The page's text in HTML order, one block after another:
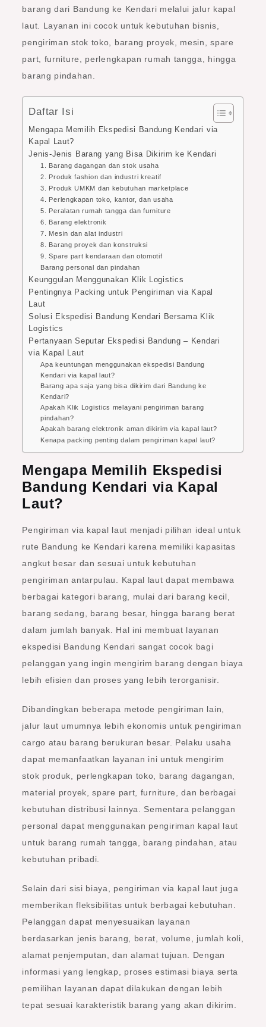
barang dari Bandung ke Kendari melalui jalur kapal
laut. Layanan ini cocok untuk kebutuhan bisnis,
pengiriman stok toko, barang proyek, mesin, spare
part, furniture, perlengkapan rumah tangga, hingga
barang pindahan.
Daftar Isi
Mengapa Memilih Ekspedisi Bandung Kendari via
Kapal Laut?
Jenis-Jenis Barang yang Bisa Dikirim ke Kendari
1. Barang dagangan dan stok usaha
2. Produk fashion dan industri kreatif
3. Produk UMKM dan kebutuhan marketplace
4. Perlengkapan toko, kantor, dan usaha
5. Peralatan rumah tangga dan furniture
6. Barang elektronik
7. Mesin dan alat industri
8. Barang proyek dan konstruksi
9. Spare part kendaraan dan otomotif
Barang personal dan pindahan
Keunggulan Menggunakan Klik Logistics
Pentingnya Packing untuk Pengiriman via Kapal
Laut
Solusi Ekspedisi Bandung Kendari Bersama Klik
Logistics
Pertanyaan Seputar Ekspedisi Bandung – Kendari
via Kapal Laut
Apa keuntungan menggunakan ekspedisi Bandung
Kendari via kapal laut?
Barang apa saja yang bisa dikirim dari Bandung ke
Kendari?
Apakah Klik Logistics melayani pengiriman barang
pindahan?
Apakah barang elektronik aman dikirim via kapal laut?
Kenapa packing penting dalam pengiriman kapal laut?
Mengapa Memilih Ekspedisi
Bandung Kendari via Kapal
Laut?
Pengiriman via kapal laut menjadi pilihan ideal untuk
rute Bandung ke Kendari karena memiliki kapasitas
angkut besar dan sesuai untuk kebutuhan
pengiriman antarpulau. Kapal laut dapat membawa
berbagai kategori barang, mulai dari barang kecil,
barang sedang, barang besar, hingga barang berat
dalam jumlah banyak. Hal ini membuat layanan
ekspedisi Bandung Kendari sangat cocok bagi
pelanggan yang ingin mengirim barang dengan biaya
lebih efisien dan proses yang lebih terorganisir.
Dibandingkan beberapa metode pengiriman lain,
jalur laut umumnya lebih ekonomis untuk pengiriman
cargo atau barang berukuran besar. Pelaku usaha
dapat memanfaatkan layanan ini untuk mengirim
stok produk, perlengkapan toko, barang dagangan,
material proyek, spare part, furniture, dan berbagai
kebutuhan distribusi lainnya. Sementara pelanggan
personal dapat menggunakan pengiriman kapal laut
untuk barang rumah tangga, barang pindahan, atau
kebutuhan pribadi.
Selain dari sisi biaya, pengiriman via kapal laut juga
memberikan fleksibilitas untuk berbagai kebutuhan.
Pelanggan dapat menyesuaikan layanan
berdasarkan jenis barang, berat, volume, jumlah koli,
alamat penjemputan, dan alamat tujuan. Dengan
informasi yang lengkap, proses estimasi biaya serta
pemilihan layanan dapat dilakukan dengan lebih
tepat sesuai karakteristik barang yang akan dikirim.